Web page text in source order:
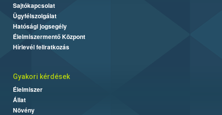
Sajtókapcsolat
Ügyfélszolgálat
Hatósági jogsegély
Élelmiszermentő Központ
Hírlevél feliratkozás
Gyakori kérdések
Élelmiszer
Állat
Növény